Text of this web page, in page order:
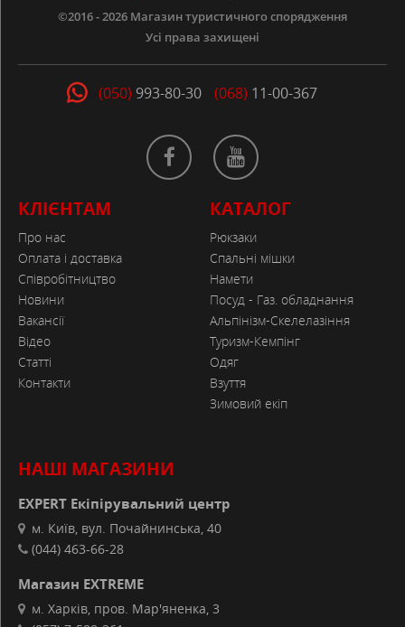
©2016 - 2026 Магазин туристичного спорядження
Усі права захищені
(050) 993-80-30 (068) 11-00-367
КЛІЄНТАМ
Про нас
Оплата і доставка
Співробітництво
Новини
Вакансії
Відео
Статті
Контакти
КАТАЛОГ
Рюкзаки
Спальні мішки
Намети
Посуд - Газ. обладнання
Альпінізм-Скелелазіння
Туризм-Кемпінг
Одяг
Взуття
Зимовий екіп
НАШІ МАГАЗИНИ
EXPERT Екіпірувальний центр
м. Київ, вул. Почайнинська, 40
(044) 463-66-28
Магазин EXTREME
м. Харків, пров. Мар'яненка, 3